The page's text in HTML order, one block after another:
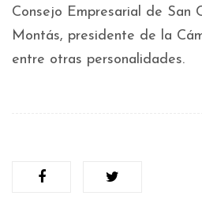
Consejo Empresarial de San
Montás, presidente de la
entre otras personalidades.